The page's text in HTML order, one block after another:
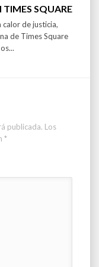
TIMES SQUARE
calor de justicia,
de Times Square
publicada. Los
*